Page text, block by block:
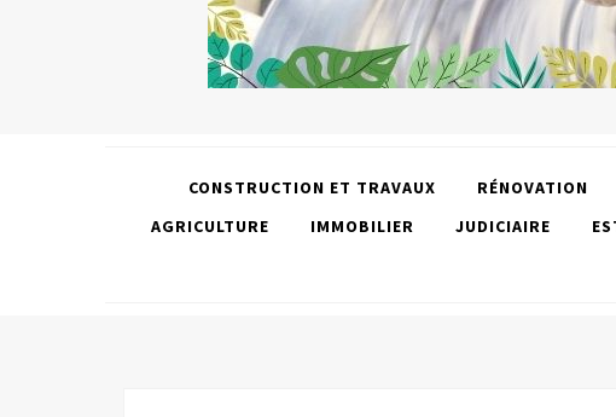
CONSTRUCTION ET TRAVAUX RÉNOVATION
AGRICULTURE
IMMOBILIER JUDICIAIRE